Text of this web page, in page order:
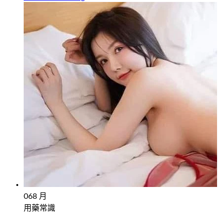
068 月
用藥常識